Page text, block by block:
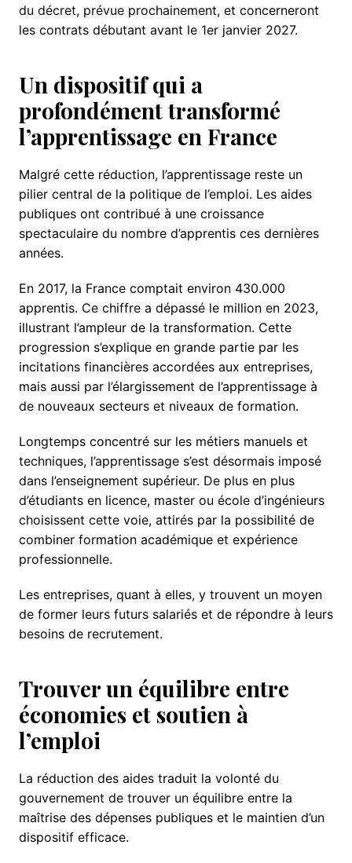
du décret, prévue prochainement, et concerneront
les contrats débutant avant le 1er janvier 2027.
Un dispositif qui a
profondément transformé
l’apprentissage en France
Malgré cette réduction, l’apprentissage reste un
pilier central de la politique de l’emploi. Les aides
publiques ont contribué à une croissance
spectaculaire du nombre d’apprentis ces dernières
années.
En 2017, la France comptait environ 430.000
apprentis. Ce chiffre a dépassé le million en 2023,
illustrant l’ampleur de la transformation. Cette
progression s’explique en grande partie par les
incitations financières accordées aux entreprises,
mais aussi par l’élargissement de l’apprentissage à
de nouveaux secteurs et niveaux de formation.
Longtemps concentré sur les métiers manuels et
techniques, l’apprentissage s’est désormais imposé
dans l’enseignement supérieur. De plus en plus
d’étudiants en licence, master ou école d’ingénieurs
choisissent cette voie, attirés par la possibilité de
combiner formation académique et expérience
professionnelle.
Les entreprises, quant à elles, y trouvent un moyen
de former leurs futurs salariés et de répondre à leurs
besoins de recrutement.
Trouver un équilibre entre
économies et soutien à
l’emploi
La réduction des aides traduit la volonté du
gouvernement de trouver un équilibre entre la
maîtrise des dépenses publiques et le maintien d’un
dispositif efficace.